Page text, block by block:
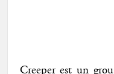
Creeper est un